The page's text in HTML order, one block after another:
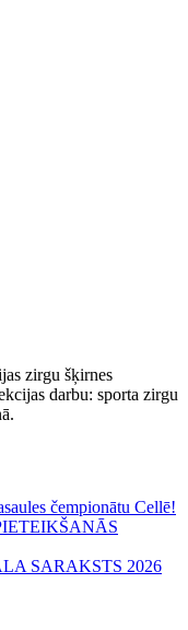
zirgu šķirnes
darbu: sporta zirgu
čempionātu Cellē!
SARAKSTS 2026